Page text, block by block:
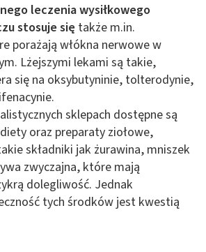
leczenia wysiłkowego
stosuje się także m.in.
porażają włókna nerwowe w
Lżejszymi lekami są takie,
się na oksybutyninie, tolterodynie,
sklepach dostępne są
oraz preparaty ziołowe,
składniki jak żurawina, mniszek
zwyczajna, które mają
dolegliwość. Jednak
tych środków jest kwestią